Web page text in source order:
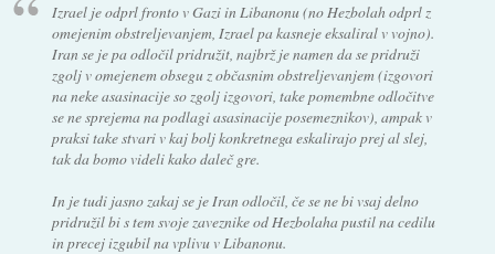
Izrael je odprl fronto v Gazi in Libanonu (no Hezbolah odprl z
omejenim obstreljevanjem, Izrael pa kasneje eksaliral v vojno).
Iran se je pa odločil pridružit, najbrž je namen da se pridruži
zgolj v omejenem obsegu z občasnim obstreljevanjem (izgovori
na neke asasinacije so zgolj izgovori, take pomembne odločitve
se ne sprejema na podlagi asasinacije posemeznikov), ampak v
praksi take stvari v kaj bolj konkretnega eskalirajo prej al slej,
tak da bomo videli kako daleč gre.
In je tudi jasno zakaj se je Iran odločil, če se ne bi vsaj delno
pridružil bi s tem svoje zaveznike od Hezbolaha pustil na cedilu
in precej izgubil na vplivu v Libanonu.